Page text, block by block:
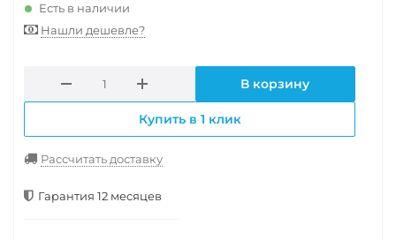
Есть в наличии
Нашли дешевле?
В корзину
Купить в 1 клик
Рассчитать доставку
Гарантия 12 месяцев